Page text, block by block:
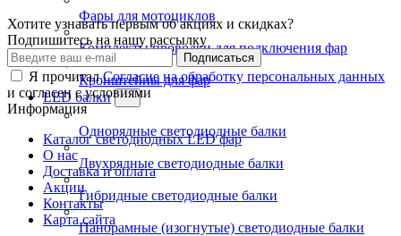
Фары для мотоциклов
Комплекты проводки для подключения фар
Кронштейны для фар
LED балки
Однорядные светодиодные балки
Двухрядные светодиодные балки
Гибридные светодиодные балки
Панорамные (изогнутые) светодиодные балки
Хотите узнавать первым об акциях и скидках?
Подпишитесь на нашу рассылку
Подписаться
Я прочиталСогласие на обработку персональных данных
и согласен с условиями
Информация
Каталог светодиодных LED фар
О нас
Доставка и оплата
Акции
Контакты
Карта сайта